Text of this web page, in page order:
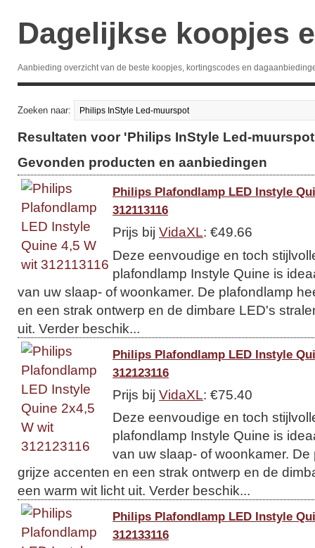
Dagelijkse koopjes
Aanbieding overzicht van de beste koopjes, kortingscodes en
Zoeken naar:
Resultaten voor 'Philips InStyle Led-
Gevonden producten en aanbiedingen
Philips Plafondlamp LED Instyle
312113116
Prijs bij VidaXL: €49.66
Deze eenvoudige en toch
plafondlamp Instyle Quine is
van uw slaap- of woonkamer. De plafondlamp
en een strak ontwerp en de dimbare LED's
uit. Verder beschik...
Philips Plafondlamp LED Instyle
312123116
Prijs bij VidaXL: €75.40
Deze eenvoudige en toch
plafondlamp Instyle Quine is
van uw slaap- of woonkamer.
grijze accenten en een strak ontwerp en de
een warm wit licht uit. Verder beschik...
Philips Plafondlamp LED Instyle
312133116